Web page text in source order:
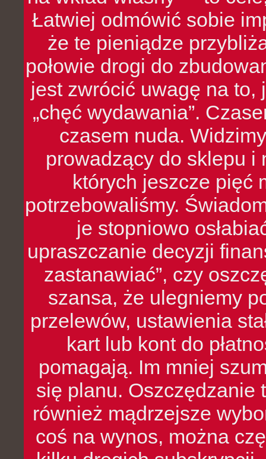
Łatwiej odmówić sobie
że te pieniądze
połowie drogi do
jest zwrócić uwagę na to,
„chęć wydawania”.
czasem nuda.
prowadzący do sklepu i
których jeszcze pięć
potrzebowaliśmy.
je stopniowo
upraszczanie decyzji
zastanawiać”, czy
szansa, że ulegniemy
przelewów, ustawienia
kart lub kont do
pomagają. Im mniej
się planu. Oszczędzanie
również mądrzejsze
coś na wynos, można